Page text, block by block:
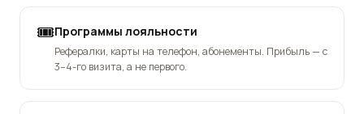
🎟️Программы лояльности
Рефералки, карты на телефон, абонементы. Прибыль — с
3–4-го визита, а не первого.